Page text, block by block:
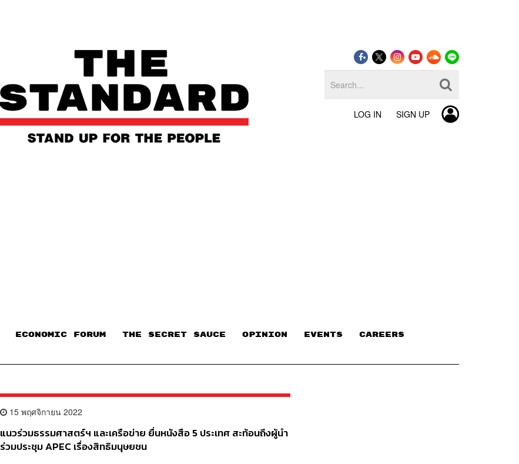
LOG IN SIGN UP
ECONOMIC FORUM THE SECRET SAUCE​ OPINION EVENTS CAREERS
15 พฤศจิกายน 2022
แนวร่วมธรรมศาสตร์ฯ และเครือข่าย ยื่นหนังสือ 5 ประเทศ สะท้อนถึงผู้นำ
ร่วมประชุม APEC เรื่องสิทธิมนุษยชน